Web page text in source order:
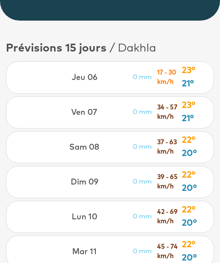
Prévisions 15 jours / Dakhla
Jeu 06 0 mm
17 - 30
km/h
23°
21°
Ven 07 0 mm
34 - 57
km/h
23°
21°
Sam 08 0 mm
37 - 63
km/h
22°
20°
Dim 09 0 mm
39 - 65
km/h
22°
20°
Lun 10 0 mm
42 - 69
km/h
22°
20°
Mar 11 0 mm
45 - 74
km/h
22°
20°